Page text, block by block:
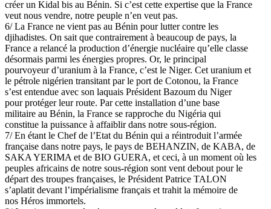
créer un Kidal bis au Bénin. Si c’est cette expertise que la France
veut nous vendre, notre peuple n’en veut pas.
6/ La France ne vient pas au Bénin pour lutter contre les
djihadistes. On sait que contrairement à beaucoup de pays, la
France a relancé la production d’énergie nucléaire qu’elle classe
désormais parmi les énergies propres. Or, le principal
pourvoyeur d’uranium à la France, c’est le Niger. Cet uranium et
le pétrole nigérien transitant par le port de Cotonou, la France
s’est entendue avec son laquais Président Bazoum du Niger
pour protéger leur route. Par cette installation d’une base
militaire au Bénin, la France se rapproche du Nigéria qui
constitue la puissance à affaiblir dans notre sous-région.
7/ En étant le Chef de l’Etat du Bénin qui a réintroduit l’armée
française dans notre pays, le pays de BEHANZIN, de KABA, de
SAKA YERIMA et de BIO GUERA, et ceci, à un moment où les
peuples africains de notre sous-région sont vent debout pour le
départ des troupes françaises, le Président Patrice TALON
s’aplatit devant l’impérialisme français et trahit la mémoire de
nos Héros immortels.